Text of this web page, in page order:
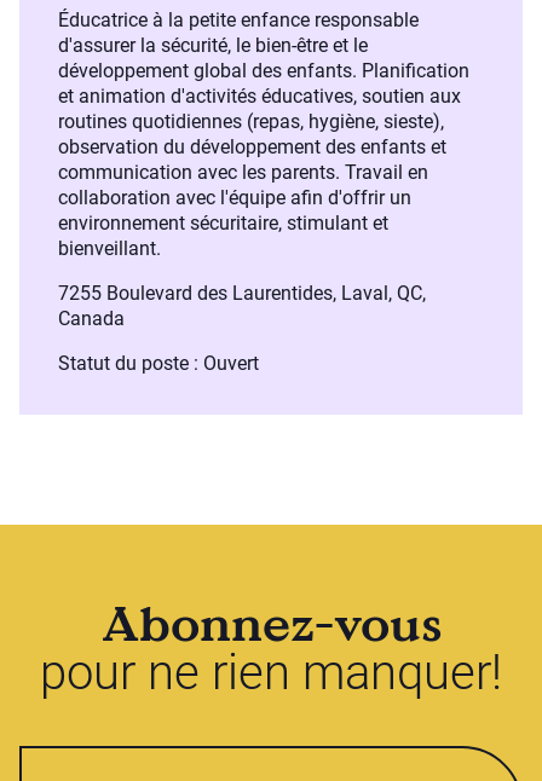
Éducatrice à la petite enfance responsable
d'assurer la sécurité, le bien-être et le
développement global des enfants. Planification
et animation d'activités éducatives, soutien aux
routines quotidiennes (repas, hygiène, sieste),
observation du développement des enfants et
communication avec les parents. Travail en
collaboration avec l'équipe afin d'offrir un
environnement sécuritaire, stimulant et
bienveillant.
7255 Boulevard des Laurentides, Laval, QC,
Canada
Statut du poste : Ouvert
Abonnez-vous
pour ne rien manquer!